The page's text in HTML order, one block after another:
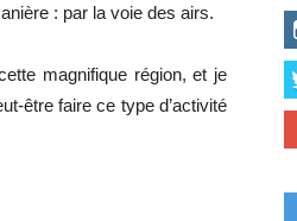
: par la voie des airs.
magnifique région, et je
être faire ce type d’activité